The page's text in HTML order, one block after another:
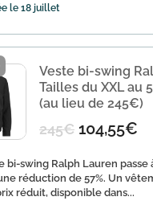
le 18 juillet
Veste bi-swing
Tailles du XXL au
(au lieu de 245€)
245€ 104,55€
bi-swing Ralph Lauren passe
réduction de 57%. Un
réduit, disponible dans...